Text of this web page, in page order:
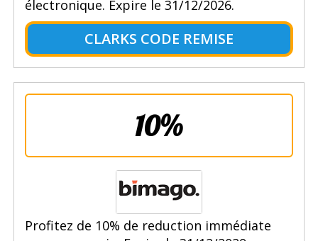
électronique. Expire le 31/12/2026.
CLARKS CODE REMISE
10%
Profitez de 10% de reduction immédiate